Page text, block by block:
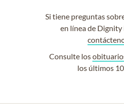
Si tiene preguntas
en línea de Dignity
Consulte los
los últimos 10